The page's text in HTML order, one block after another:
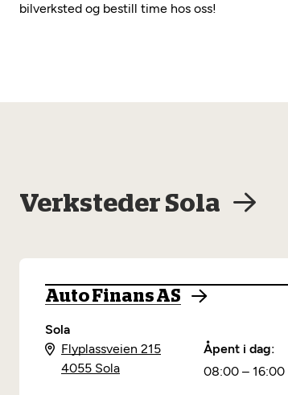
bilverksted og bestill time hos oss!
Verksteder Sola
Auto Finans AS
Sola
Flyplassveien 215
4055 Sola
Åpent i dag:
08:00 – 16:00